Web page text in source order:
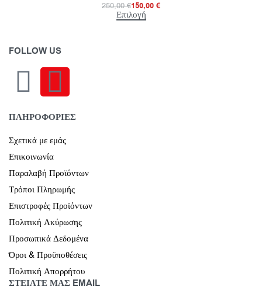
250,00€150,00 €
Επιλογή
FOLLOW US
ΠΛΗΡΟΦΟΡΙΕΣ
Σχετικά με εμάς
Επικοινωνία
Παραλαβή Προϊόντων
Τρόποι Πληρωμής
Επιστροφές Προϊόντων
Πολιτική Ακύρωσης
Προσωπικά Δεδομένα
Όροι & Προϋποθέσεις
Πολιτική Απορρήτου
ΣΤΕΙΛΤΕ ΜΑΣ EMAIL